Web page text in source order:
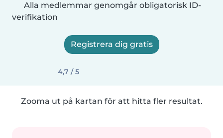
Alla medlemmar genomgår obligatorisk ID-
verifikation
Registrera dig gratis
4,7 / 5
Zooma ut på kartan för att hitta fler resultat.